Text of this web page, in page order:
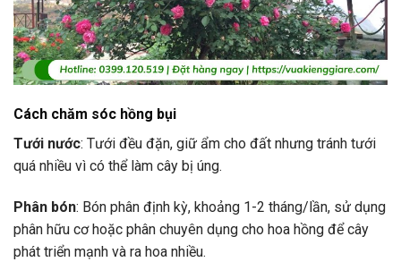
Cách chăm sóc hồng bụi
Tưới nước: Tưới đều đặn, giữ ẩm cho đất nhưng tránh tưới
quá nhiều vì có thể làm cây bị úng.
Phân bón: Bón phân định kỳ, khoảng 1-2 tháng/lần, sử dụng
phân hữu cơ hoặc phân chuyên dụng cho hoa hồng để cây
phát triển mạnh và ra hoa nhiều.